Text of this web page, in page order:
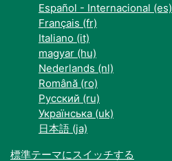
Español - Internacional ‎(es)‎
Français ‎(fr)‎
Italiano ‎(it)‎
magyar ‎(hu)‎
Nederlands ‎(nl)‎
Română ‎(ro)‎
Русский ‎(ru)‎
Українська ‎(uk)‎
日本語 ‎(ja)‎
標準テーマにスイッチする